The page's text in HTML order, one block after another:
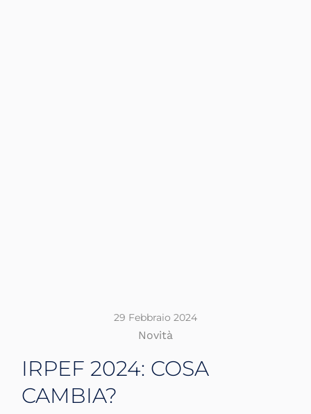
29 Febbraio 2024
Novità
IRPEF 2024: COSA
CAMBIA?